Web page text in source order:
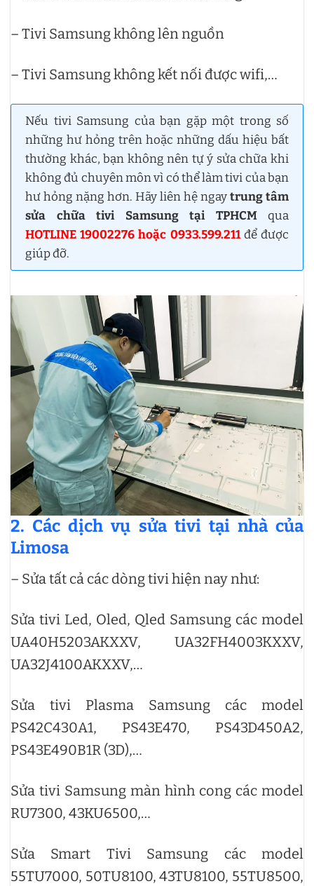
– Tivi Samsung không lên nguồn
– Tivi Samsung không kết nối được wifi,…
Nếu tivi Samsung của bạn gặp một trong số
những hư hỏng trên hoặc những dấu hiệu bất
thường khác, bạn không nên tự ý sửa chữa khi
không đủ chuyên môn vì có thể làm tivi của bạn
hư hỏng nặng hơn. Hãy liên hệ ngaytrung tâm
sửa chữa tivi Samsung tại TPHCMqua
HOTLINE 19002276 hoặc 0933.599.211để được
giúp đỡ.
2. Các dịch vụ sửa tivi tại nhà của
Limosa
– Sửa tất cả các dòng tivi hiện nay như:
Sửa tivi Led, Oled, Qled Samsung các model
UA40H5203AKXXV, UA32FH4003KXXV,
UA32J4100AKXXV,…
Sửa tivi Plasma Samsung các model
PS42C430A1, PS43E470, PS43D450A2,
PS43E490B1R (3D),…
Sửa tivi Samsung màn hình cong các model
RU7300, 43KU6500,…
Sửa Smart Tivi Samsung các model
55TU7000, 50TU8100, 43TU8100, 55TU8500,